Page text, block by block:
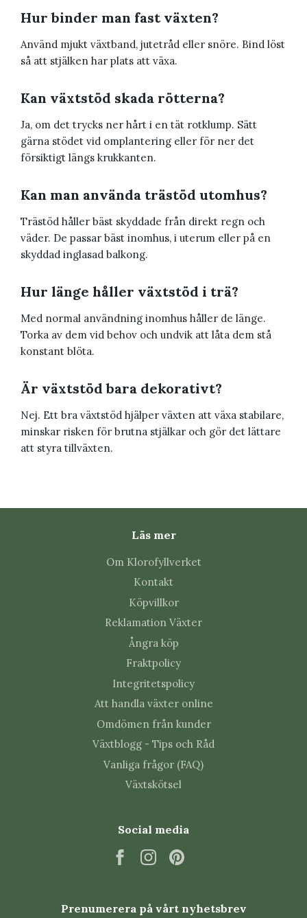
Hur binder man fast växten?
Använd mjukt växtband, jutetråd eller snöre. Bind löst
så att stjälken har plats att växa.
Kan växtstöd skada rötterna?
Ja, om det trycks ner hårt i en tät rotklump. Sätt
gärna stödet vid omplantering eller för ner det
försiktigt längs krukkanten.
Kan man använda trästöd utomhus?
Trästöd håller bäst skyddade från direkt regn och
väder. De passar bäst inomhus, i uterum eller på en
skyddad inglasad balkong.
Hur länge håller växtstöd i trä?
Med normal användning inomhus håller de länge.
Torka av dem vid behov och undvik att låta dem stå
konstant blöta.
Är växtstöd bara dekorativt?
Nej. Ett bra växtstöd hjälper växten att växa stabilare,
minskar risken för brutna stjälkar och gör det lättare
att styra tillväxten.
Läs mer
Om Klorofyllverket
Kontakt
Köpvillkor
Reklamation Växter
Ångra köp
Fraktpolicy
Integritetspolicy
Att handla växter online
Omdömen från kunder
Växtblogg - Tips och Råd
Vanliga frågor (FAQ)
Växtskötsel
Social media
Prenumerera på vårt nyhetsbrev